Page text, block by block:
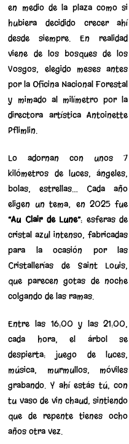
en medio de la plaza como si
hubiera decidido crecer ahí
desde siempre. En realidad
viene de los bosques de los
Vosgos, elegido meses antes
por la Oficina Nacional Forestal
y mimado al milímetro por la
directora artística Antoinette
Pflimlin.
Lo adornan con unos 7
kilómetros de luces, ángeles,
bolas, estrellas… Cada año
eligen un tema; en 2025 fue
“Au Clair de Lune”: esferas de
cristal azul intenso, fabricadas
para la ocasión por las
Cristallerías de Saint Louis,
que parecen gotas de noche
colgando de las ramas.
Entre las 16:00 y las 21:00,
cada hora, el árbol se
despierta: juego de luces,
música, murmullos, móviles
grabando. Y ahí estás tú, con
tu vaso de vin chaud, sintiendo
que de repente tienes ocho
años otra vez.